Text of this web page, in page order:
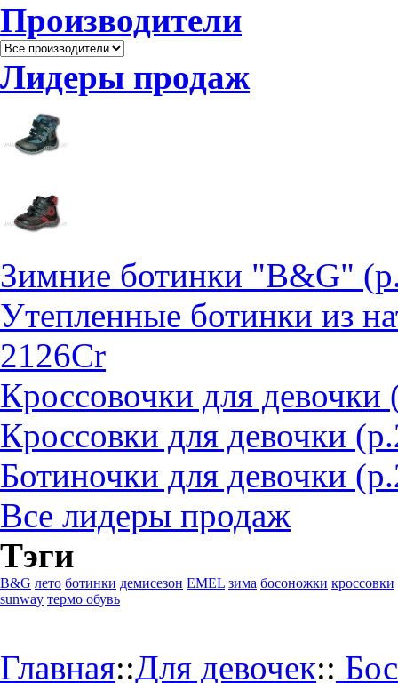
Производители
Лидеры продаж
Зимние ботинки "B&G"
Утепленные ботинки из
2126Cr
Кроссовочки для
Кроссовки для девочки
Ботиночки для девочки
Все лидеры продаж
Тэги
B&G лето ботинки демисезон EMEL зима босоножки кроссовки
sunway термо обувь
Главная::Для девочек::